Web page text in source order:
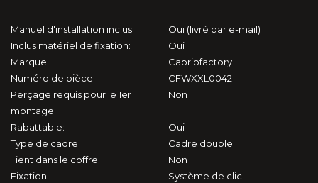
124 Spider (2015-2020)
Barchetta (1995-2005)
Punto 1 (1994-2007)
Focus (2006-2010)
KA (2002-2006)
Manuel d'installation inclus:
Oui (livré par e-mail)
Inclus matériel de fixation:
Oui
Marque:
Cabriofactory
Numéro de pièce:
CFWXXL0042
Perçage requis pour le 1er
montage:
Non
Rabattable:
Oui
Type de cadre:
Cadre double
Tient dans le coffre:
Non
Fixation:
Système de clic